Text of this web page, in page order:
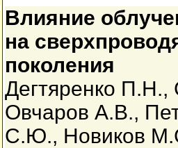
Влияние
на
поколения
Дегтяренко П.Н.,
Овчаров А.В.,
С.Ю., Новиков